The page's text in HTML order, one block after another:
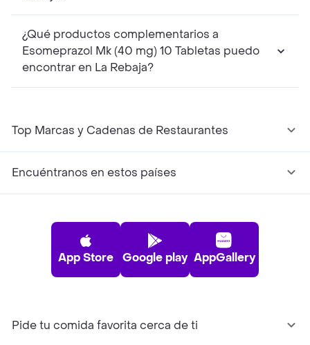
¿Qué productos complementarios a
Esomeprazol Mk (40 mg) 10 Tabletas puedo
encontrar en La Rebaja?
Top Marcas y Cadenas de Restaurantes
Encuéntranos en estos países
App Store Google play AppGallery
Pide tu comida favorita cerca de ti